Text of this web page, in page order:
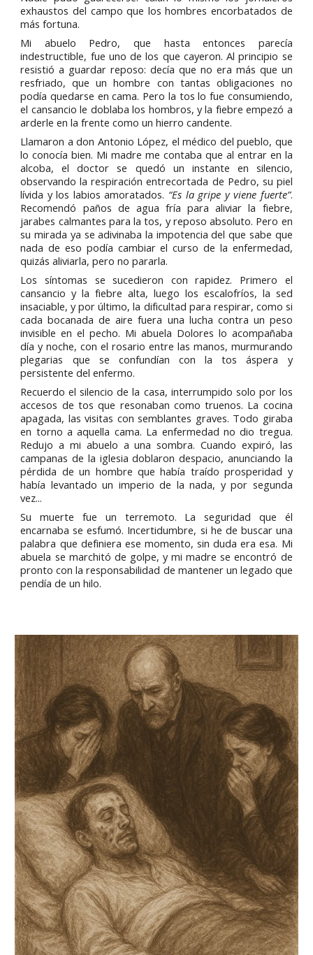
exhaustos del campo que los hombres encorbatados de
más fortuna.
Mi abuelo Pedro, que hasta entonces parecía
indestructible, fue uno de los que cayeron. Al principio se
resistió a guardar reposo: decía que no era más que un
resfriado, que un hombre con tantas obligaciones no
podía quedarse en cama. Pero la tos lo fue consumiendo,
el cansancio le doblaba los hombros, y la fiebre empezó a
arderle en la frente como un hierro candente.
Llamaron a don Antonio López, el médico del pueblo, que
lo conocía bien. Mi madre me contaba que al entrar en la
alcoba, el doctor se quedó un instante en silencio,
observando la respiración entrecortada de Pedro, su piel
lívida y los labios amoratados. “Es la gripe y viene fuerte”.
Recomendó paños de agua fría para aliviar la fiebre,
jarabes calmantes para la tos, y reposo absoluto. Pero en
su mirada ya se adivinaba la impotencia del que sabe que
nada de eso podía cambiar el curso de la enfermedad,
quizás aliviarla, pero no pararla.
Los síntomas se sucedieron con rapidez. Primero el
cansancio y la fiebre alta, luego los escalofríos, la sed
insaciable, y por último, la dificultad para respirar, como si
cada bocanada de aire fuera una lucha contra un peso
invisible en el pecho. Mi abuela Dolores lo acompañaba
día y noche, con el rosario entre las manos, murmurando
plegarias que se confundían con la tos áspera y
persistente del enfermo.
Recuerdo el silencio de la casa, interrumpido solo por los
accesos de tos que resonaban como truenos. La cocina
apagada, las visitas con semblantes graves. Todo giraba
en torno a aquella cama. La enfermedad no dio tregua.
Redujo a mi abuelo a una sombra. Cuando expiró, las
campanas de la iglesia doblaron despacio, anunciando la
pérdida de un hombre que había traído prosperidad y
había levantado un imperio de la nada, y por segunda
vez...
Su muerte fue un terremoto. La seguridad que él
encarnaba se esfumó. Incertidumbre, si he de buscar una
palabra que definiera ese momento, sin duda era esa. Mi
abuela se marchitó de golpe, y mi madre se encontró de
pronto con la responsabilidad de mantener un legado que
pendía de un hilo.